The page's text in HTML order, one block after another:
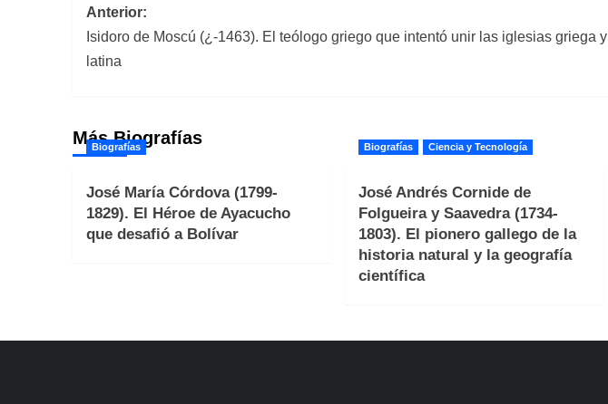
Navegación
de
Anterior:
Isidoro de Moscú (¿-1463). El teólogo griego que intentó unir las iglesias griega y
latina
Más Biografías
Biografías
José María Córdova (1799-
1829). El Héroe de Ayacucho
que desafió a Bolívar
Biografías Ciencia y Tecnología
José Andrés Cornide de
Folgueira y Saavedra (1734-
1803). El pionero gallego de la
historia natural y la geografía
científica